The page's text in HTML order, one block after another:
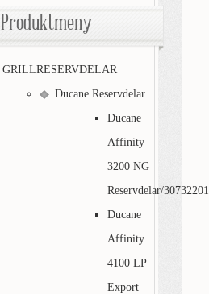
Produktmeny
GRILLRESERVDELAR
Ducane Reservdelar
Ducane
Affinity
3200 NG
Reservdelar/30732201
Ducane
Affinity
4100 LP
Export